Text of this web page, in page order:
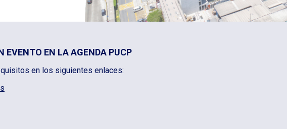
EVENTO EN LA AGENDA PUCP
en los siguientes enlaces: